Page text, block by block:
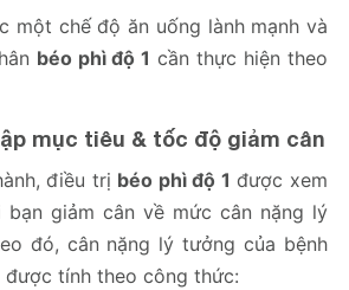
một chế độ ăn uống lành mạnh và
béo phì độ 1 cần thực hiện theo
mục tiêu & tốc độ giảm cân
điều trị béo phì độ 1 được xem
bạn giảm cân về mức cân nặng lý
đó, cân nặng lý tưởng của bệnh
được tính theo công thức: